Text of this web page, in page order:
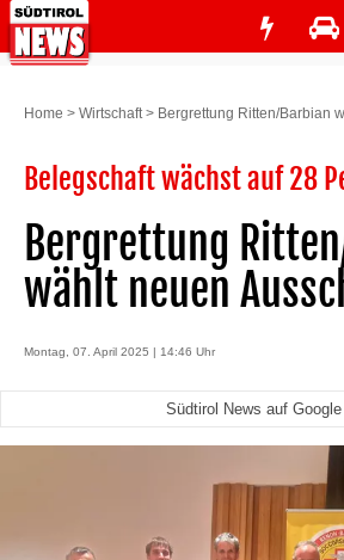
Home > Wirtschaft> Bergrettung Ritten/Barbian
Belegschaft wächst auf 28
Bergrettung
wählt neuen
Montag, 07. April 2025 | 14:46 Uhr
Südtirol News auf